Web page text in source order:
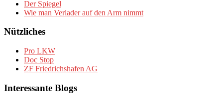
Der Spiegel
Wie man Verlader auf den Arm nimmt
Nützliches
Pro LKW
Doc Stop
ZF Friedrichshafen AG
Interessante Blogs